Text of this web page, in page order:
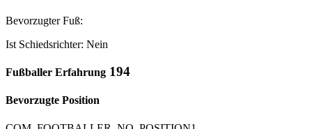
Bevorzugter Fuß:
Ist Schiedsrichter: Nein
Fußballer Erfahrung 194
Bevorzugte Position